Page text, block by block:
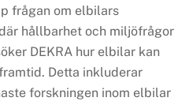
frågan om elbilars
hållbarhet och miljöfrågor
DEKRA hur elbilar kan
Detta inkluderar
forskningen inom elbilar